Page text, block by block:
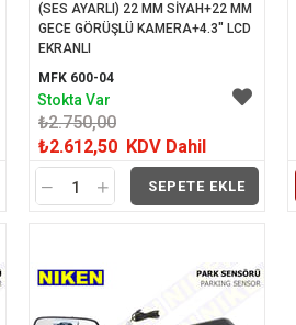
(SES AYARLI) 22 MM SİYAH+22 MM
GECE GÖRÜŞLÜ KAMERA+4.3" LCD
EKRANLI
MFK 600-04
₺2.750,00
₺2.612,50 KDV Dahil
SEPETE EKLE
Stokta Var